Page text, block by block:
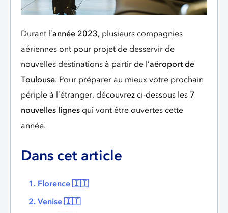
Durant l’année 2023, plusieurs compagnies
aériennes ont pour projet de desservir de
nouvelles destinations à partir de l’aéroport de
Toulouse. Pour préparer au mieux votre prochain
périple à l’étranger, découvrez ci-dessous les 7
nouvelles lignes qui vont être ouvertes cette
année.
Dans cet article
1. Florence 🇮🇹
2. Venise 🇮🇹